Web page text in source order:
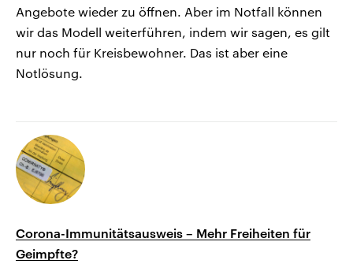
Angebote wieder zu öffnen. Aber im Notfall können
wir das Modell weiterführen, indem wir sagen, es gilt
nur noch für Kreisbewohner. Das ist aber eine
Notlösung.
Corona-Immunitätsausweis – Mehr Freiheiten für
Geimpfte?